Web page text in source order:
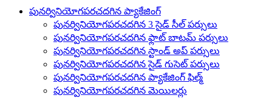
పునర్వినియోగపరచదగిన ప్యాకేజింగ్
పునర్వినియోగపరచదగిన 3 సైడ్ సీల్ పర్సులు
పునర్వినియోగపరచదగిన ఫ్లాట్ బాటమ్ పర్సులు
పునర్వినియోగపరచదగిన స్టాండ్ అప్ పర్సులు
పునర్వినియోగపరచదగిన సైడ్ గుసెట్ పర్సులు
పునర్వినియోగపరచదగిన ప్యాకేజింగ్ ఫిల్మ్
పునర్వినియోగపరచదగిన మెయిలర్లు